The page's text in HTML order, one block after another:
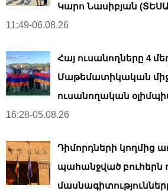
Կարո Նասիբյան
11:49-06.08.26
Հայ ուսանողները 4
Մաթեմատիկական
ուսանողական
16:28-05.08.26
Դիմորդների կողմից
պահանջված բուհերն
մասնագիտությունները